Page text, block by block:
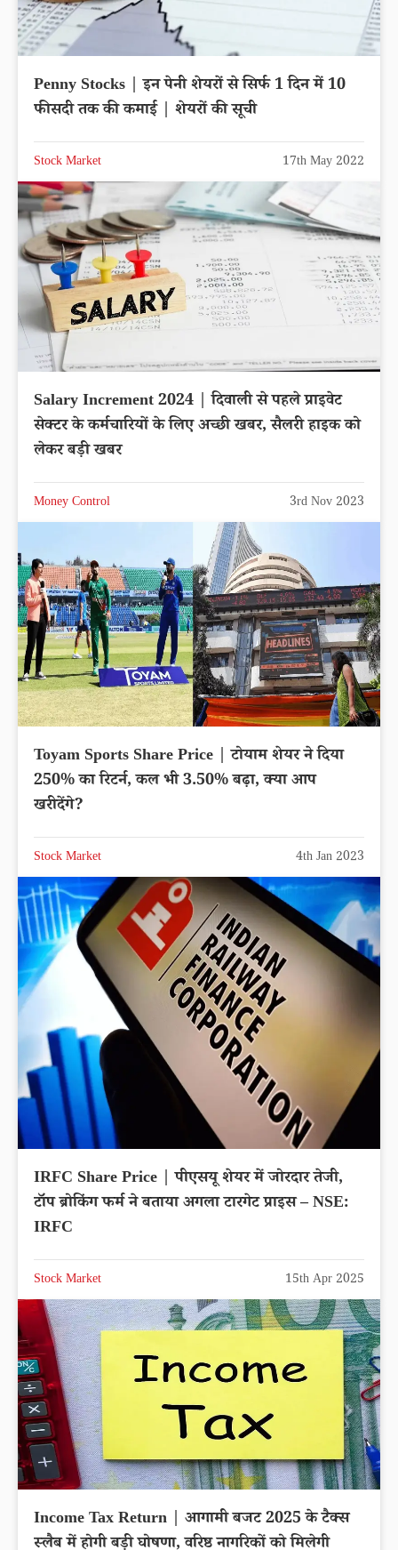
Penny Stocks | इन पेनी शेयरों से सिर्फ 1 दिन में 10
फीसदी तक की कमाई | शेयरों की सूची
Stock Market 17th May 2022
Salary Increment 2024 | दिवाली से पहले प्राइवेट
सेक्टर के कर्मचारियों के लिए अच्छी खबर, सैलरी हाइक को
लेकर बड़ी खबर
Money Control 3rd Nov 2023
Toyam Sports Share Price | टोयाम शेयर ने दिया
250% का रिटर्न, कल भी 3.50% बढ़ा, क्या आप
खरीदेंगे?
Stock Market 4th Jan 2023
IRFC Share Price | पीएसयू शेयर में जोरदार तेजी,
टॉप ब्रोकिंग फर्म ने बताया अगला टारगेट प्राइस – NSE:
IRFC
Stock Market 15th Apr 2025
Income Tax Return | आगामी बजट 2025 के टैक्स
स्लैब में होगी बड़ी घोषणा, वरिष्ठ नागरिकों को मिलेगी